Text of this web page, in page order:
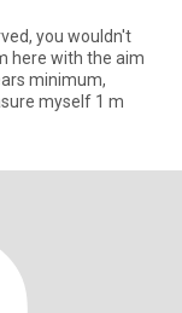
you wouldn't
here with the aim
minimum,
myself 1 m